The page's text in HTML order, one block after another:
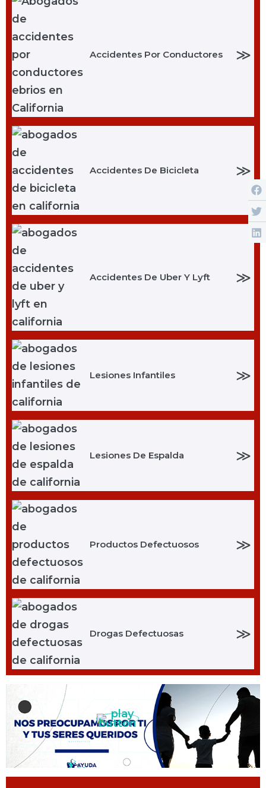
Accidentes Por Conductores ≫
Accidentes De Bicicleta ≫
Accidentes De Uber Y Lyft ≫
Lesiones Infantiles ≫
Lesiones De Espalda ≫
Productos Defectuosos ≫
Drogas Defectuosas ≫